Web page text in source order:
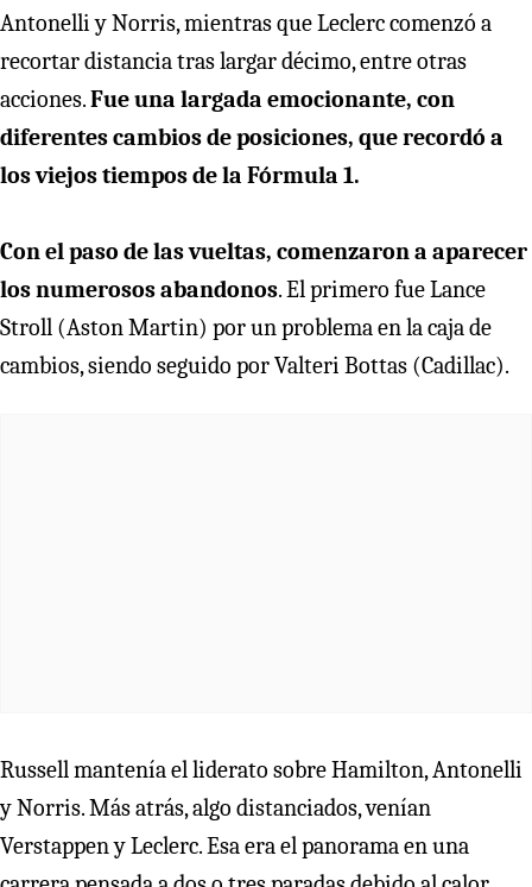
Antonelli y Norris, mientras que Leclerc comenzó a
recortar distancia tras largar décimo, entre otras
acciones.Fue una largada emocionante, con
diferentes cambios de posiciones, que recordó a
los viejos tiempos de la Fórmula 1.
Con el paso de las vueltas, comenzaron a aparecer
los numerosos abandonos. El primero fue Lance
Stroll (Aston Martin) por un problema en la caja de
cambios, siendo seguido por Valteri Bottas (Cadillac).
Russell mantenía el liderato sobre Hamilton, Antonelli
y Norris. Más atrás, algo distanciados, venían
Verstappen y Leclerc. Esa era el panorama en una